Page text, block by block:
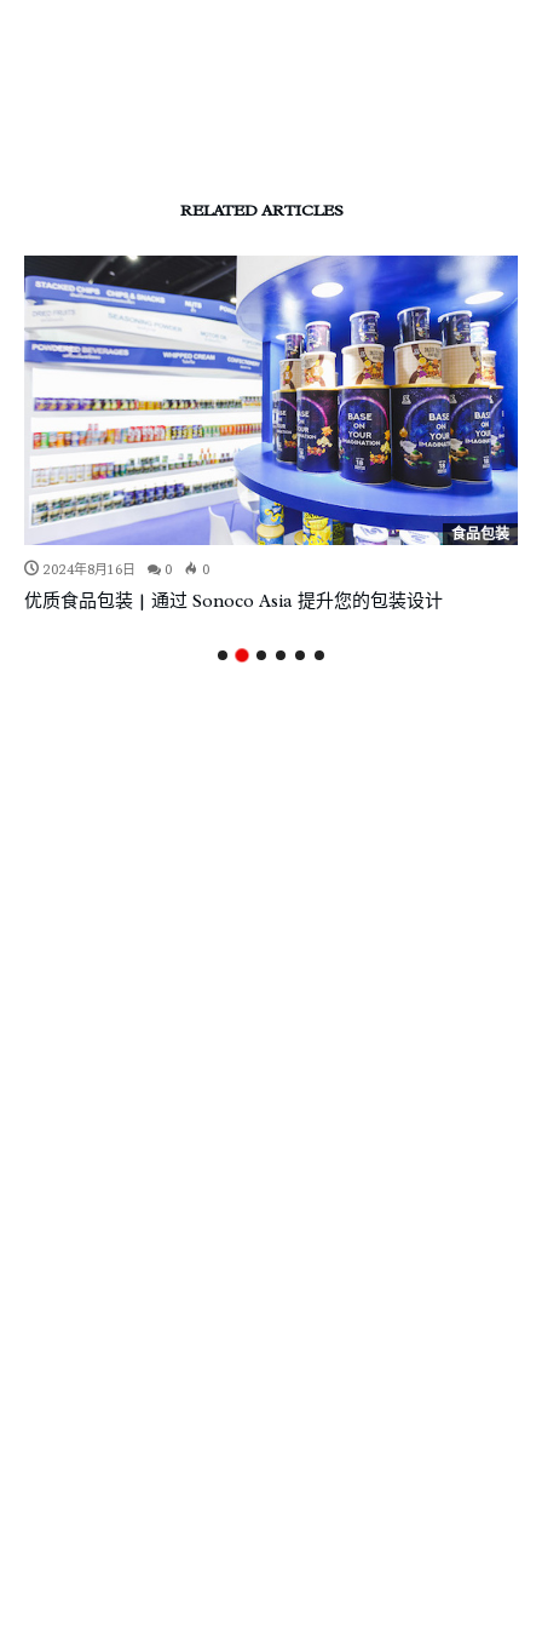
RELATED ARTICLES
食品包装
2024年8月16日 0 0
优质食品包装 | 通过 Sonoco Asia 提升您的包装设计